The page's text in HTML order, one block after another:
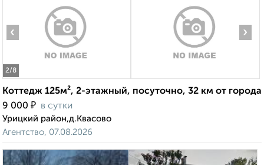
2/8
‹ ›
Коттедж 125м², 2-этажный, посуточно, 32 км от города
9 000 ₽ в сутки
Урицкий район,д.Квасово
Агентство, 07.08.2026